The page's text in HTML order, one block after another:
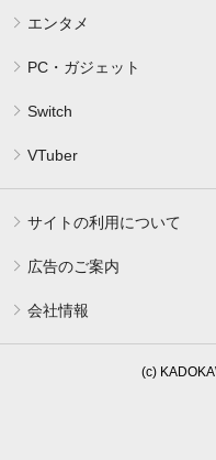
エンタメ
PC・ガジェット
Switch
VTuber
サイトの利用について
広告のご案内
会社情報
(c)